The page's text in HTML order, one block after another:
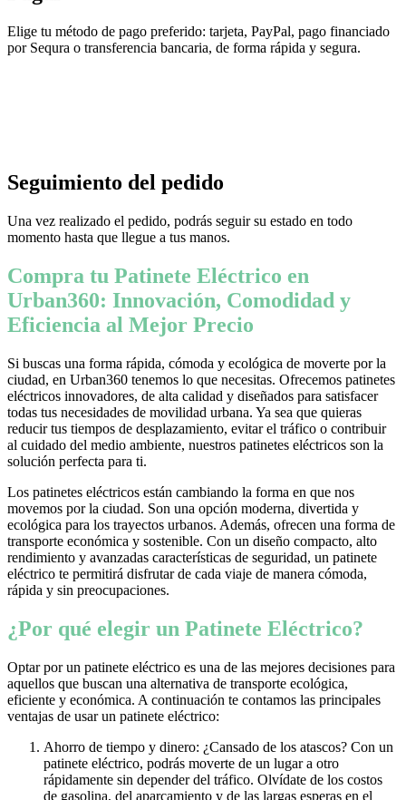
Elige tu método de pago preferido: tarjeta, PayPal, pago financiado
por Sequra o transferencia bancaria, de forma rápida y segura.
Seguimiento del pedido
Una vez realizado el pedido, podrás seguir su estado en todo
momento hasta que llegue a tus manos.
Compra tu Patinete Eléctrico en
Urban360: Innovación, Comodidad y
Eficiencia al Mejor Precio
Si buscas una forma rápida, cómoda y ecológica de moverte por la
ciudad, en Urban360 tenemos lo que necesitas. Ofrecemos patinetes
eléctricos innovadores, de alta calidad y diseñados para satisfacer
todas tus necesidades de movilidad urbana. Ya sea que quieras
reducir tus tiempos de desplazamiento, evitar el tráfico o contribuir
al cuidado del medio ambiente, nuestros patinetes eléctricos son la
solución perfecta para ti.
Los patinetes eléctricos están cambiando la forma en que nos
movemos por la ciudad. Son una opción moderna, divertida y
ecológica para los trayectos urbanos. Además, ofrecen una forma de
transporte económica y sostenible. Con un diseño compacto, alto
rendimiento y avanzadas características de seguridad, un patinete
eléctrico te permitirá disfrutar de cada viaje de manera cómoda,
rápida y sin preocupaciones.
¿Por qué elegir un Patinete Eléctrico?
Optar por un patinete eléctrico es una de las mejores decisiones para
aquellos que buscan una alternativa de transporte ecológica,
eficiente y económica. A continuación te contamos las principales
ventajas de usar un patinete eléctrico:
Ahorro de tiempo y dinero: ¿Cansado de los atascos? Con un
patinete eléctrico, podrás moverte de un lugar a otro
rápidamente sin depender del tráfico. Olvídate de los costos
de gasolina, del aparcamiento y de las largas esperas en el